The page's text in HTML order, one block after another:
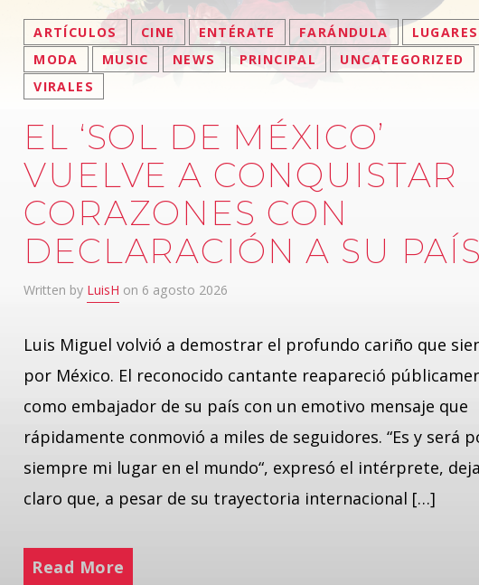
ARTÍCULOS CINE ENTÉRATE FARÁNDULA
LUGARES
MODA
MUSIC NEWS PRINCIPAL
UNCATEGORIZED
VIRALES
EL ‘SOL DE MÉXICO’
VUELVE A CONQUISTAR
CORAZONES CON
DECLARACIÓN A SU
Written by LuisH on 6 agosto 2026
Luis Miguel volvió a demostrar el profundo cariño que
por México. El reconocido cantante reapareció
como embajador de su país con un emotivo mensaje que
rápidamente conmovió a miles de seguidores. “Es y será
siempre mi lugar en el mundo“, expresó el intérprete,
claro que, a pesar de su trayectoria internacional […]
Read More